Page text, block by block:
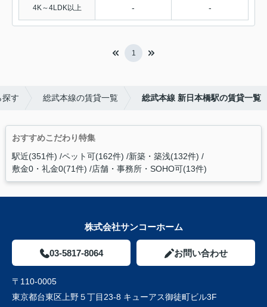
4K～4LDK以上 - -
1
探す 総武本線の賃貸一覧 総武本線 新日本橋駅の賃貸一覧
おすすめこだわり特集
駅近(351件) ペット可(162件) 新築・築浅(132件)
敷金0・礼金0(71件) 店舗・事務所・SOHO可(13件)
株式会社サンコーホーム
03-5817-8064 お問い合わせ
〒110-0005
東京都台東区上野５丁目23-8 キューアス御徒町ビル3F